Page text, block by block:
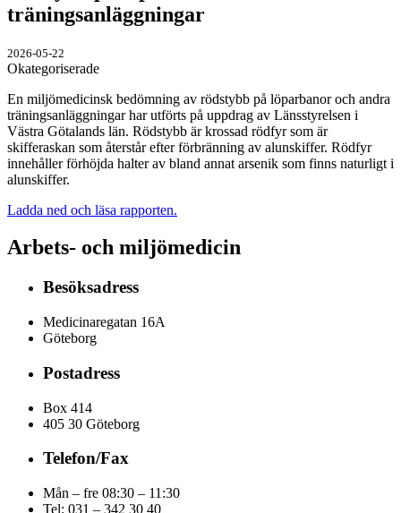
träningsanläggningar
2026-05-22
Okategoriserade
En miljömedicinsk bedömning av rödstybb på löparbanor och andra
träningsanläggningar har utförts på uppdrag av Länsstyrelsen i
Västra Götalands län. Rödstybb är krossad rödfyr som är
skifferaskan som återstår efter förbränning av alunskiffer. Rödfyr
innehåller förhöjda halter av bland annat arsenik som finns naturligt i
alunskiffer.
Ladda ned och läsa rapporten.
Arbets- och miljömedicin
Besöksadress
Medicinaregatan 16A
Göteborg
Postadress
Box 414
405 30 Göteborg
Telefon/Fax
Mån – fre 08:30 – 11:30
Tel: 031 – 342 30 40